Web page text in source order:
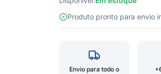
Produto pronto para
Envio para todo o